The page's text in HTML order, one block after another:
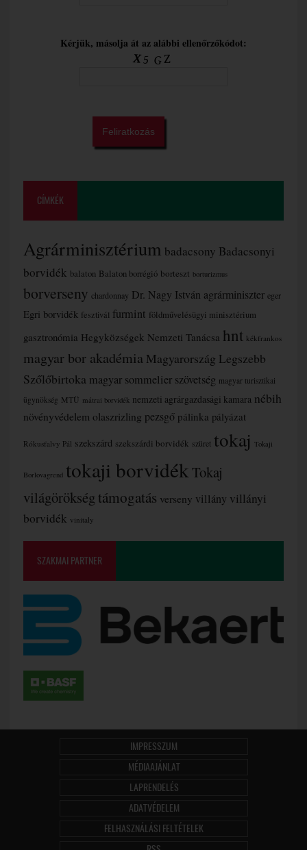
Kérjük, másolja át az alábbi ellenőrzőkódot:
CÍMKÉK
Agrárminisztérium badacsony Badacsonyi
borvidék balaton Balaton borrégió borteszt borturizmus
borverseny chardonnay Dr. Nagy István agrárminiszter eger
Egri borvidék fesztivál furmint földművelésügyi minisztérium
gasztronómia Hegyközségek Nemzeti Tanácsa hnt kékfrankos
magyar bor akadémia Magyarország Legszebb
Szőlőbirtoka magyar sommelier szövetség magyar turisztikai
ügynökség MTÜ mátrai borvidék nemzeti agrárgazdasági kamara nébih
növényvédelem olaszrizling pezsgő pálinka pályázat
Rókusfalvy Pál szekszárd szekszárdi borvidék szüret tokaj Tokaji
Borlovagrend tokaji borvidék Tokaj
világörökségtámogatás verseny villány villányi
borvidék vinitaly
SZAKMAI PARTNER
IMPRESSZUM
MÉDIAAJÁNLAT
LAPRENDELÉS
ADATVÉDELEM
FELHASZNÁLÁSI FELTÉTELEK